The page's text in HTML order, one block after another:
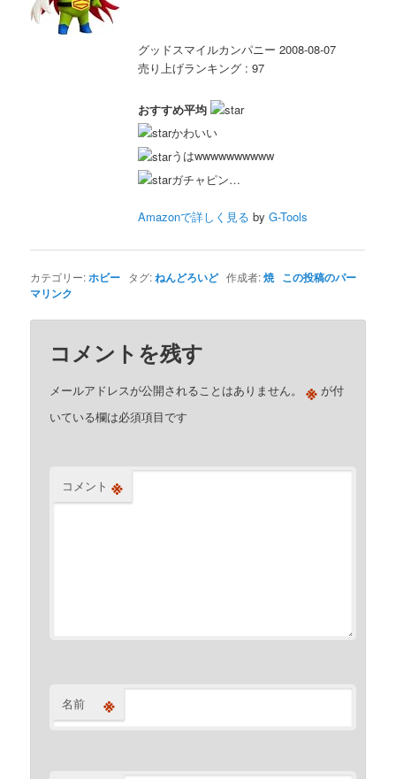
グッドスマイルカンパニー 2008-08-07
売り上げランキング : 97
おすすめ平均
かわいい
うはwwwwwwwwww
ガチャピン…
Amazonで詳しく見る byG-Tools
カテゴリー:ホビー タグ:ねんどろいど作成者:焼 この投稿のパー
マリンク
コメントを残す
メールアドレスが公開されることはありません。 ※ が付
いている欄は必須項目です
コメント ※
名前 ※